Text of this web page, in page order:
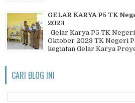
GELAR KARYA P5 TK
2023
Gelar Karya P5 TK
Oktober 2023 TK Negeri
kegiatan Gelar Karya
CARI BLOG INI